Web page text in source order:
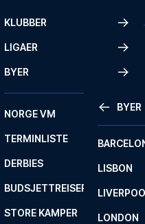
KLUBBER
LIGAER
BYER
BYER
LISBON
LONDON
NORGE VM
TERMINLISTE
DERBIES
BUDSJETTREISER
STORE KAMPER